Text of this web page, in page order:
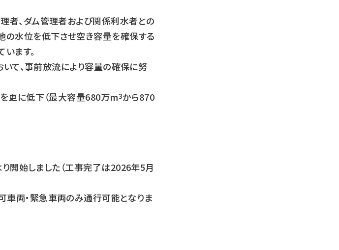
者、ダム管理者および関係利水者との
の水位を低下させ空き容量を確保する
ます。
て、事前放流により容量の確保に努
更に低下（最大容量680万m3から870
開始しました（工事完了は2026年5月
両・緊急車両のみ通行可能となりま